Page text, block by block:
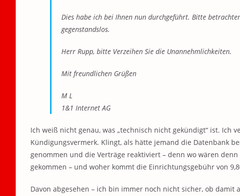
Dies habe ich bei Ihnen nun durchgeführt. Bitte
gegenstandslos.
Herr Rupp, bitte Verzeihen Sie die Unannehmlichkeiten.
Mit freundlichen Grüßen
M L
1&1 Internet AG
Ich weiß nicht genau, was „technisch nicht gekündigt“ ist. Ich
Kündigungsvermerk. Klingt, als hätte jemand die Datenbank
genommen und die Verträge reaktiviert – denn wo wären
gekommen – und woher kommt die Einrichtungsgebühr von
Davon abgesehen – ich bin immer noch nicht sicher, ob